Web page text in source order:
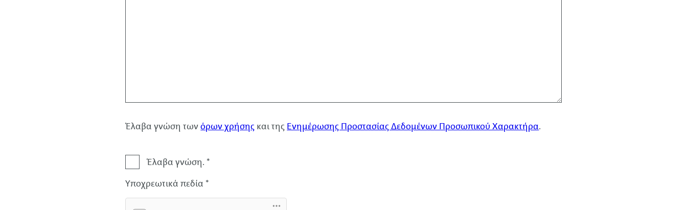
Έλαβα γνώση τωνόρων χρήσης και της Ενημέρωσης Προστασίας Δεδομένων Προσωπικού Χαρακτήρα.
Αποποίηση
ευθύνης
Έλαβα γνώση. *
Υποχρεωτικά πεδία *